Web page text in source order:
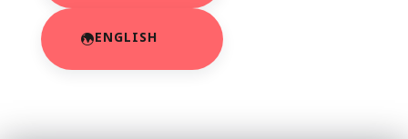
ENGLISH